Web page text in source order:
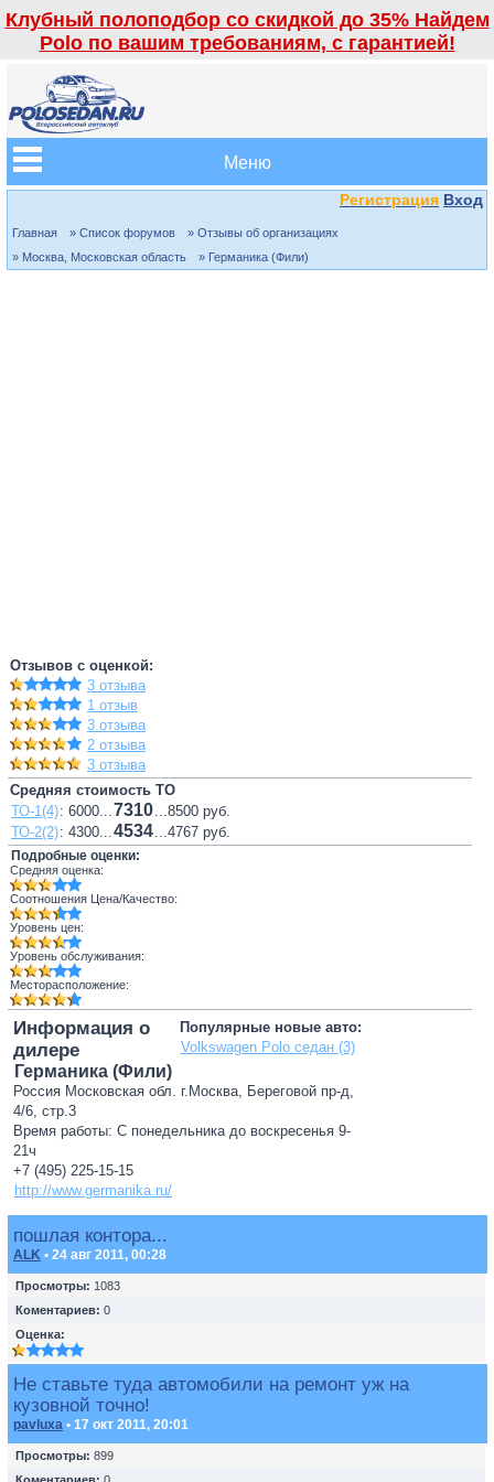
Клубный полоподбор со скидкой до 35% Найдем
Polo по вашим требованиям, с гарантией!
Меню
Регистрация Вход
Главная » Список форумов
» Отзывы об организациях
» Москва, Московская область
» Германика (Фили)
Отзывов с оценкой:
3 отзыва
1 отзыв
3 отзыва
2 отзыва
3 отзыва
Средняя стоимость ТО
ТО-1(4): 6000...7310...8500 руб.
ТО-2(2): 4300...4534...4767 руб.
Подробные оценки:
Средняя оценка:
Соотношения Цена/Качество:
Уровень цен:
Уровень обслуживания:
Месторасположение:
Популярные новые авто:
Volkswagen Polo седан (3)
Информация о
дилере
Германика (Фили)
Россия Московская обл. г.Москва, Береговой пр-д,
4/6, стр.3
Время работы: С понедельника до воскресенья 9-
21ч
+7 (495) 225-15-15
http://www.germanika.ru/
пошлая контора...
ALK • 24 авг 2011, 00:28
Просмотры: 1083
Коментариев: 0
Оценка:
Не ставьте туда автомобили на ремонт уж на
кузовной точно!
pavluxa • 17 окт 2011, 20:01
Просмотры: 899